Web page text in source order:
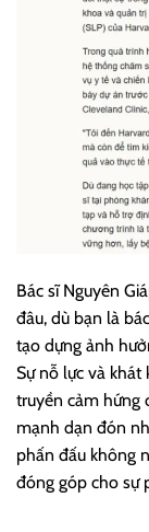
Bác sĩ Nguyên
đâu, dù bạn là
tạo dựng ảnh
Sự nỗ lực và
truyền cảm hứng
mạnh dạn đón
phấn đấu không
đóng góp cho sự